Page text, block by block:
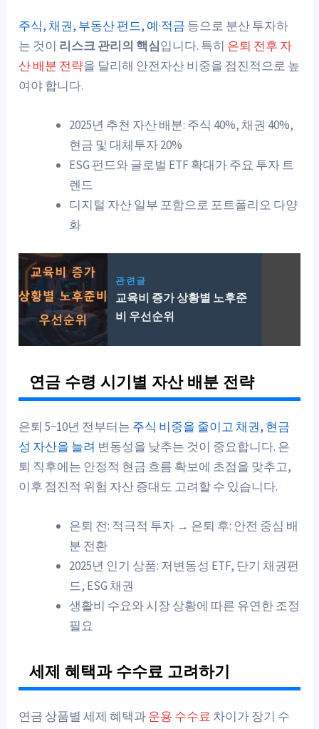
주식, 채권, 부동산 펀드, 예·적금 등으로 분산 투자하
는 것이 리스크 관리의 핵심입니다. 특히 은퇴 전후 자
산 배분 전략을 달리해 안전자산 비중을 점진적으로 높
여야 합니다.
2025년 추천 자산 배분: 주식 40%, 채권 40%,
현금 및 대체투자 20%
ESG 펀드와 글로벌 ETF 확대가 주요 투자 트
렌드
디지털 자산 일부 포함으로 포트폴리오 다양
화
관련글
교육비 증가 상황별 노후준
비 우선순위
연금 수령 시기별 자산 배분 전략
은퇴 5~10년 전부터는 주식 비중을 줄이고 채권, 현금
성 자산을 늘려 변동성을 낮추는 것이 중요합니다. 은
퇴 직후에는 안정적 현금 흐름 확보에 초점을 맞추고,
이후 점진적 위험 자산 증대도 고려할 수 있습니다.
은퇴 전: 적극적 투자 → 은퇴 후: 안전 중심 배
분 전환
2025년 인기 상품: 저변동성 ETF, 단기 채권펀
드, ESG 채권
생활비 수요와 시장 상황에 따른 유연한 조정
필요
세제 혜택과 수수료 고려하기
연금 상품별 세제 혜택과운용 수수료 차이가 장기 수